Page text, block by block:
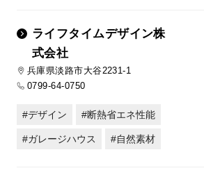
ライフタイムデザイン株
式会社
兵庫県淡路市大谷2231-1
0799-64-0750
デザイン 断熱省エネ性能
ガレージハウス 自然素材